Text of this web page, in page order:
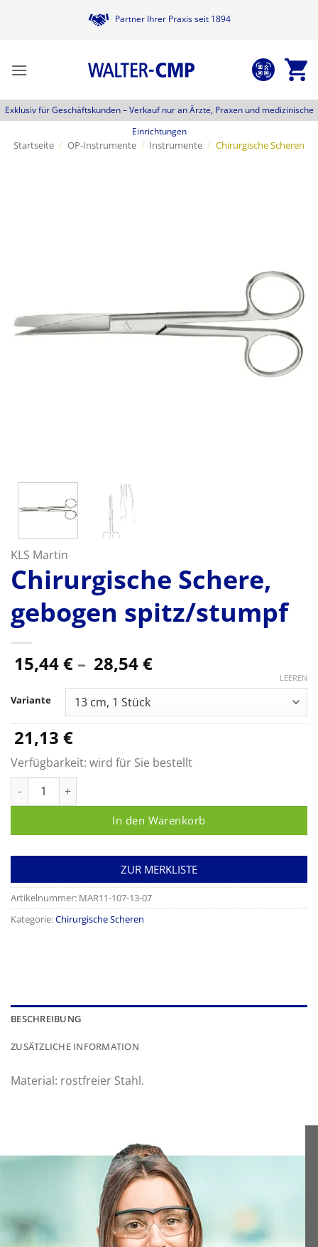
Partner Ihrer Praxis seit 1894
Exklusiv für Geschäftskunden –Verkauf nur an Ärzte, Praxen und medizinische
Einrichtungen
Startseite / OP-Instrumente / Instrumente / Chirurgische Scheren
KLS Martin
Chirurgische Schere,
gebogen spitz/stumpf
15,44€ – 28,54€Preisspanne:
bis
28,54 €
Variante
LEEREN
21,13 €
Verfügbarkeit: wird für Sie bestellt
Chirurgische Schere, gebogen spitz/stumpf Menge
In den Warenkorb
ZUR MERKLISTE
Artikelnummer: MAR11-107-13-07
Kategorie:Chirurgische Scheren
BESCHREIBUNG
ZUSÄTZLICHE INFORMATION
Material: rostfreier Stahl.